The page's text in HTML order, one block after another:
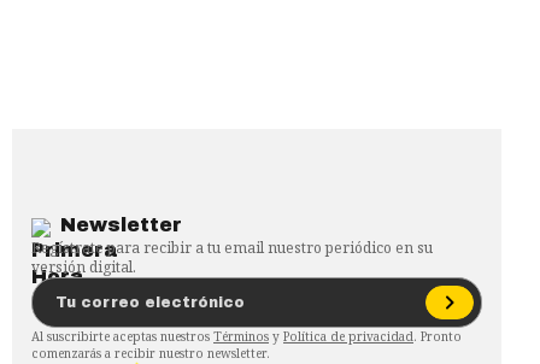
Newsletter
Regístrate para recibir a tu email nuestro periódico en su
versión digital.
Al suscribirte aceptas nuestros Términos y Política de privacidad. Pronto
comenzarás a recibir nuestro newsletter.